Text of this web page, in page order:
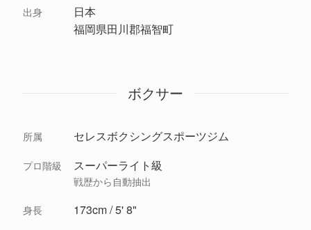
出身
日本
福岡県田川郡福智町
ボクサー
所属 セレスボクシングスポーツジム
プロ階級 スーパーライト級
戦歴から自動抽出
身長 173cm / 5' 8"